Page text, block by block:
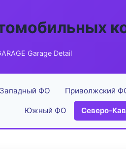
Garage Detail
ФО Приволжский
Южный ФО Северо-